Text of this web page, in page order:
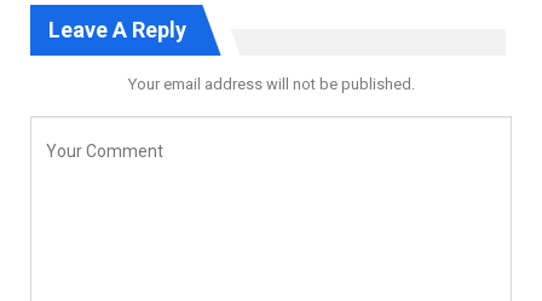
Leave A Reply
Your email address will not be published.